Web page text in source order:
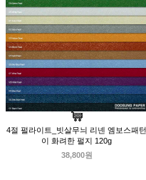
4절 펄라이트_빗살무늬 리넨 엠보스패턴
이 화려한 펄지 120g
38,800원